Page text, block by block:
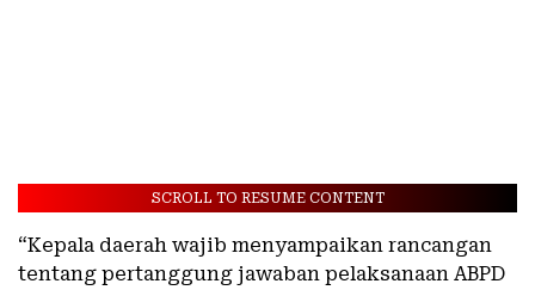
SCROLL TO RESUME CONTENT
“Kepala daerah wajib menyampaikan rancangan
tentang pertanggung jawaban pelaksanaan ABPD